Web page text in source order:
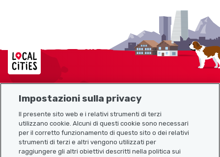
Localcities
Link utili
Impostazioni sulla privacy
Il presente sito web e i relativi strumenti di terzi
utilizzano cookie. Alcuni di questi cookie sono necessari
per il corretto funzionamento di questo sito o dei relativi
strumenti di terzi e altri vengono utilizzati per
raggiungere gli altri obiettivi descritti nella politica sui